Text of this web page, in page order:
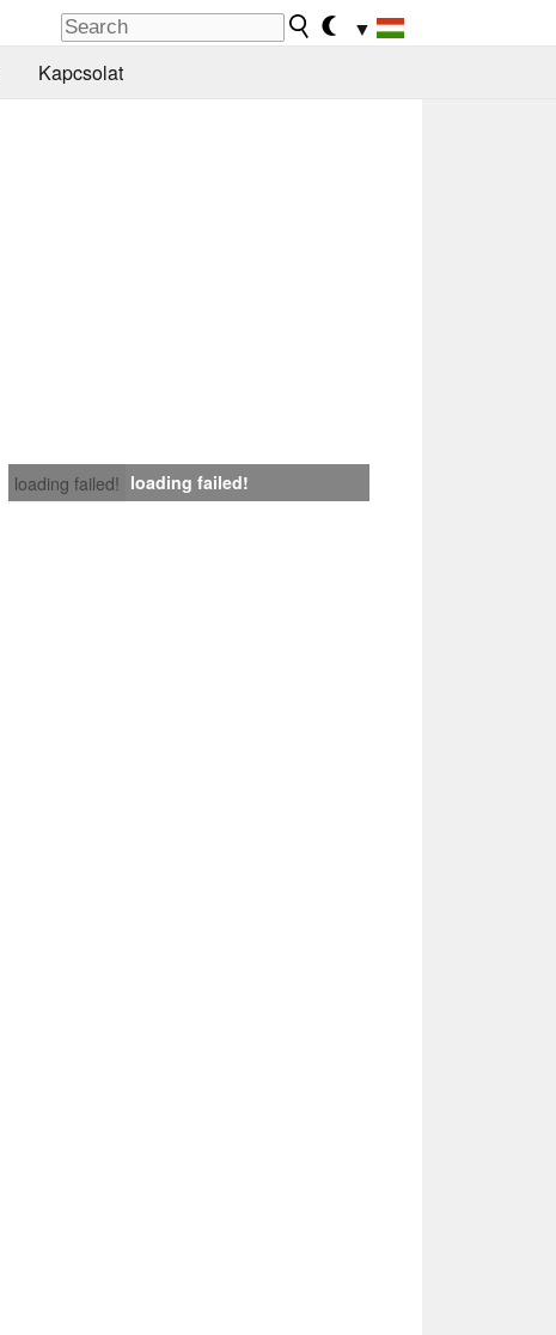
▼
Kapcsolat
loading failed! loading failed!